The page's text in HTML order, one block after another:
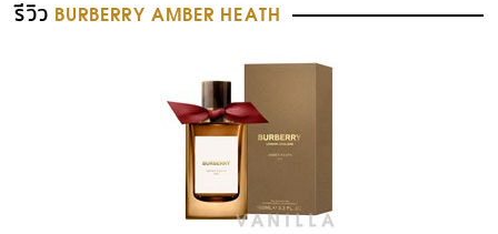
รีวิว BURBERRY AMBER HEATH